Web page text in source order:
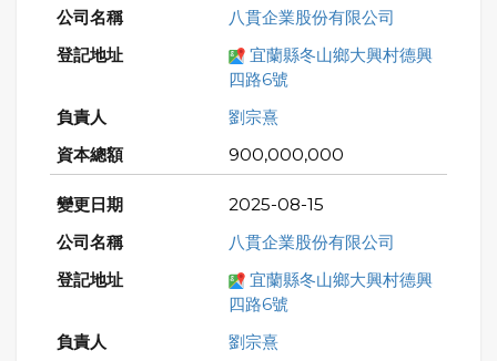
八貫企業股份有限公司
宜蘭縣冬山鄉大興村德興
四路6號
劉宗熹
900,000,000
2025-08-15
八貫企業股份有限公司
宜蘭縣冬山鄉大興村德興
四路6號
劉宗熹